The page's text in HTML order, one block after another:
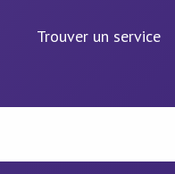
Trouver un service